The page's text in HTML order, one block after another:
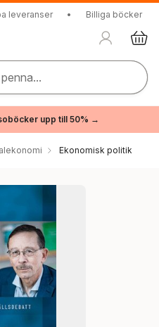
leveranser • Billiga böcker
upp till 50% →
Ekonomisk politik